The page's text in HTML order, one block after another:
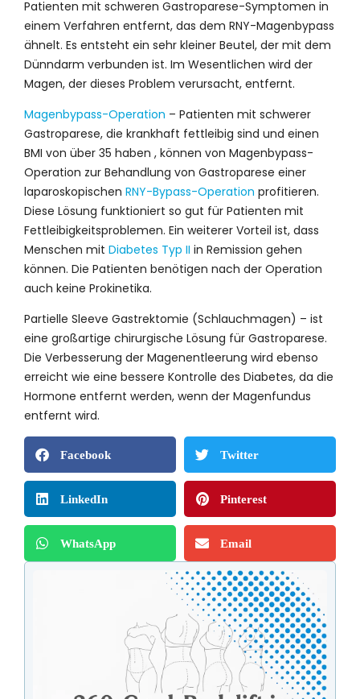
Patienten mit schweren Gastroparese-Symptomen in
einem Verfahren entfernt, das dem RNY-Magenbypass
ähnelt. Es entsteht ein sehr kleiner Beutel, der mit dem
Dünndarm verbunden ist. Im Wesentlichen wird der
Magen, der dieses Problem verursacht, entfernt.
Magenbypass-Operation – Patienten mit schwerer
Gastroparese, die krankhaft fettleibig sind und einen
BMI von über 35 haben , können von Magenbypass-
Operation zur Behandlung von Gastroparese einer
laparoskopischen RNY-Bypass-Operation profitieren.
Diese Lösung funktioniert so gut für Patienten mit
Fettleibigkeitsproblemen. Ein weiterer Vorteil ist, dass
Menschen mit Diabetes Typ II in Remission gehen
können. Die Patienten benötigen nach der Operation
auch keine Prokinetika.
Partielle Sleeve Gastrektomie (Schlauchmagen) – ist
eine großartige chirurgische Lösung für Gastroparese.
Die Verbesserung der Magenentleerung wird ebenso
erreicht wie eine bessere Kontrolle des Diabetes, da die
Hormone entfernt werden, wenn der Magenfundus
entfernt wird.
Facebook Twitter
LinkedIn Pinterest
WhatsApp Email